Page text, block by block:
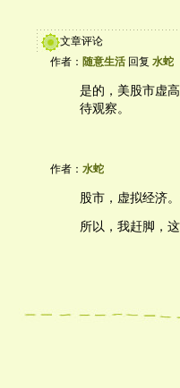
文章评论
作者： 随意生活 回复 水蛇
是的，美股市虚
待观察。
作者： 水蛇
股市，虚拟经济
所以，我赶脚，